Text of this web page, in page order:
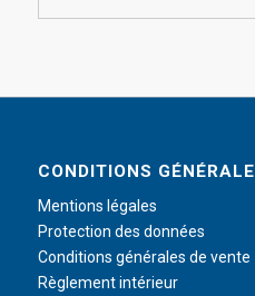
CONDITIONS
Mentions légales
Protection des données
Conditions générales de vente
Règlement intérieur